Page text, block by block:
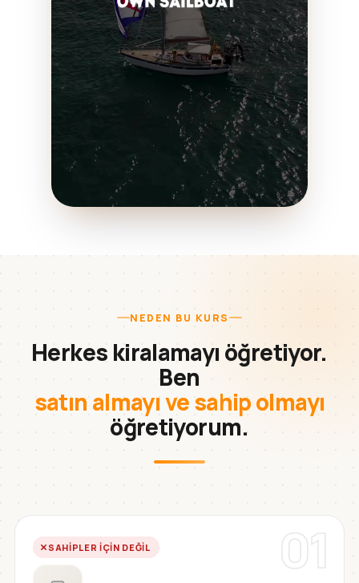
NEDEN BU KURS
Herkes kiralamayı öğretiyor.
Ben
satın almayı ve sahip olmayı
öğretiyorum.
01
SAHIPLER IÇIN DEĞIL